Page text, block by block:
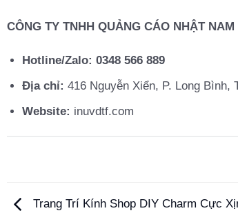
CÔNG TY TNHH QUẢNG CÁO NHẬT NAM
Hotline/Zalo: 0348 566 889
Địa chỉ: 416 Nguyễn Xiển, P. Long Bình,
Website: inuvdtf.com
Trang Trí Kính Shop DIY Charm Cực